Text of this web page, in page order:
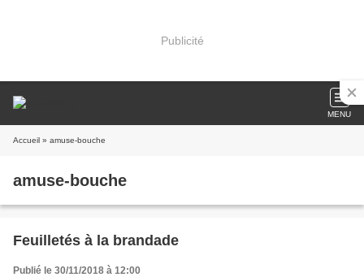
Publicité
MENU
Accueil » amuse-bouche
amuse-bouche
Feuilletés à la brandade
Publié le 30/11/2018 à 12:00